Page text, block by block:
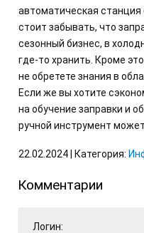
автоматическая
стоит забывать, что
сезонный бизнес, в
где-то хранить. Кроме
не обретете знания в
Если же вы хотите
на обучение заправки и
ручной инструмент
22.02.2024 | Категория:
Комментарии
Логин: